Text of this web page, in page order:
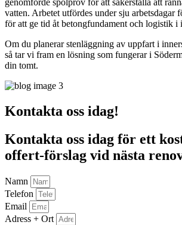
vatten. Arbetet utfördes under sju arbetsdagar
för att ge tid åt betongfundament och logistik i
Om du planerar stenläggning av uppfart i
så tar vi fram en lösning som fungerar i
din tomt.
Kontakta oss idag!
Kontakta oss idag för ett
offert-förslag vid nästa
Namn
Telefon
Email
Adress + Ort